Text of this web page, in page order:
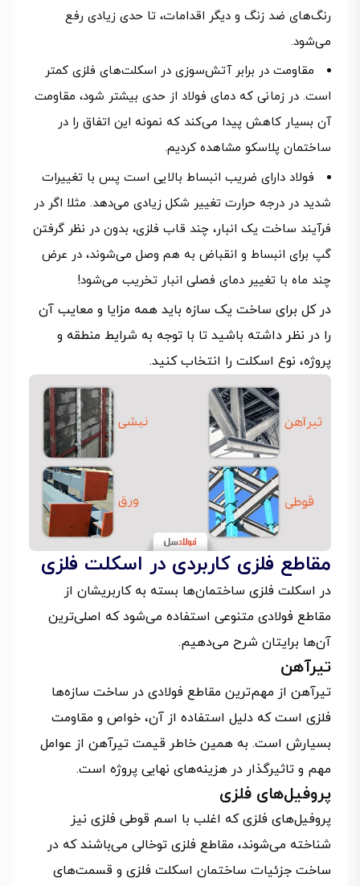
رنگ‌های ضد زنگ و دیگر اقدامات، تا حدی زیادی رفع
می‌شود.
مقاومت در برابر آتش‌سوزی در اسکلت‌های فلزی کمتر
است. در زمانی که دمای فولاد از حدی بیشتر شود، مقاومت
آن بسیار کاهش پیدا می‌کند که نمونه این اتفاق را در
ساختمان پلاسکو مشاهده کردیم.
فولاد دارای ضریب انبساط بالایی است پس با تغییرات
شدید در درجه حرارت تغییر شکل زیادی می‌دهد. مثلا اگر در
فرآیند ساخت یک انبار، چند قاب فلزی، بدون در نظر گرفتن
گپ برای انبساط و انقباض به هم وصل می‌شوند، در عرض
چند ماه با تغییر دمای فصلی انبار تخریب می‌شود!
در کل برای ساخت یک سازه باید همه مزایا و معایب آن
را در نظر داشته باشید تا با توجه به شرایط منطقه و
پروژه، نوع اسکلت را انتخاب کنید.
مقاطع فلزی کاربردی در اسکلت فلزی
در اسکلت فلزی ساختمان‌ها بسته به کاربریشان از
مقاطع فولادی متنوعی استفاده می‌شود که اصلی‌ترین
آن‌ها برایتان شرح می‌دهیم.
تیرآهن
تیرآهن از مهم‌ترین مقاطع فولادی در ساخت سازه‌ها
فلزی است که دلیل استفاده از آن، خواص و مقاومت
بسیارش است. به همین خاطر قیمت تیرآهن از عوامل
مهم و تاثیرگذار در هزینه‌های نهایی پروژه است.
پروفیل‌های فلزی
پروفیل‌های فلزی که اغلب با اسم قوطی فلزی نیز
شناخته می‌شوند، مقاطع فلزی توخالی می‌باشند که در
ساخت جزئیات ساختمان اسکلت فلزی و قسمت‌های